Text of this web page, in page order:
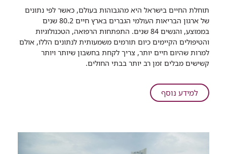
שיתוף
חודש
הקשיש
העולמי:
בתוך
חמש
עליה
הפניות
תוחלת החיים בישראל היא מהגבוהות בעולם, כאשר לפי נתונים
של ארגון הבריאות העולמי הגברים בארץ חיים 80.2 שנים
בממוצע, והנשים 84 שנים. התפתחות הרפואה, הטכנולוגיות
והטיפולים הקיימים כיום תורמים משמעותית לנתונים הללו, אולם
למרות שהיום חיים יותר, צריך לקחת בחשבון שיותר ויותר
קשישים מבלים זמן רב יותר בבתי החולים.
למידע נוסףעל
חודש
חמש